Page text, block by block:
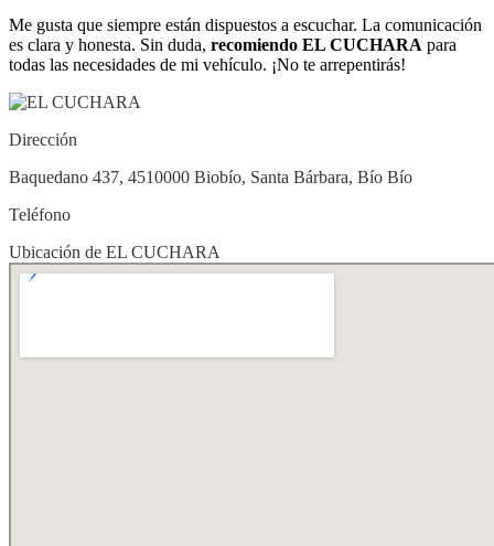
Me gusta que siempre están dispuestos a escuchar. La comunicación
es clara y honesta. Sin duda, recomiendo EL CUCHARA para
todas las necesidades de mi vehículo. ¡No te arrepentirás!
Dirección
Baquedano 437, 4510000 Biobío, Santa Bárbara, Bío Bío
Teléfono
Ubicación de EL CUCHARA